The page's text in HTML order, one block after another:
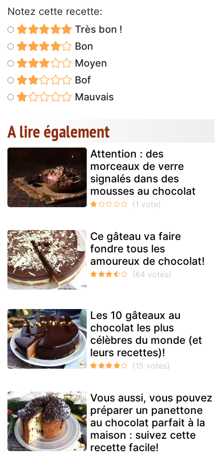
Notez cette recette:
Très bon !
Bon
Moyen
Bof
Mauvais
A lire également
Attention : des
morceaux de verre
signalés dans des
mousses au chocolat
Ce gâteau va faire
fondre tous les
amoureux de chocolat!
Les 10 gâteaux au
chocolat les plus
célèbres du monde (et
leurs recettes)!
Vous aussi, vous pouvez
préparer un panettone
au chocolat parfait à la
maison : suivez cette
recette facile!